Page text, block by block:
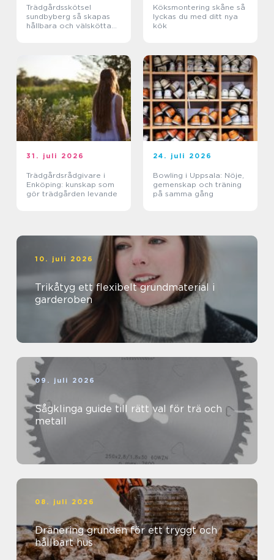
Trädgårdsskötsel
sundbyberg så skapas
hållbara och välskötta
Köksmontering skåne så
lyckas du med ditt nya
kök
31. juli 2026
Trädgårdsrådgivare i
Enköping: kunskap som
gör trädgården levande
24. juli 2026
Bowling i Uppsala: Nöje,
gemenskap och träning
på samma gång
10. juli 2026
Trikåtyg ett flexibelt grundmaterial i
garderoben
09. juli 2026
Sågklinga guide till rätt val för trä och
metall
08. juli 2026
Dränering grunden för ett tryggt och
hållbart hus